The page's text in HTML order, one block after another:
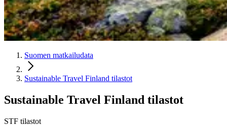
Suomen matkailudata
Sustainable Travel Finland tilastot
Sustainable Travel Finland tilastot
STF tilastot